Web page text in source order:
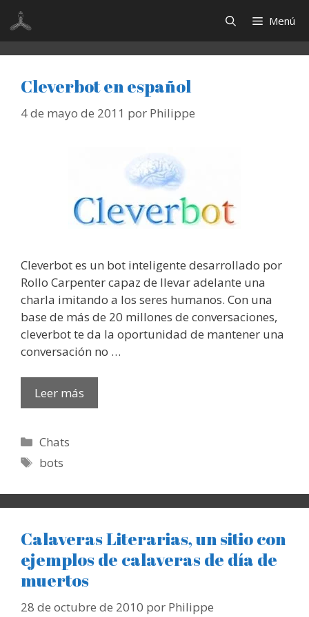
Saltar
contenido
Menú
Cleverbot en español
4 de mayo de 2011 por Philippe
Cleverbot es un bot inteligente desarrollado por
Rollo Carpenter capaz de llevar adelante una
charla imitando a los seres humanos. Con una
base de más de 20 millones de conversaciones,
cleverbot te da la oportunidad de mantener una
conversación no …
Leer más
Categorías
Chats
Etiquetas
bots
Calaveras Literarias, un sitio con
ejemplos de calaveras de día de
muertos
28 de octubre de 2010 por Philippe